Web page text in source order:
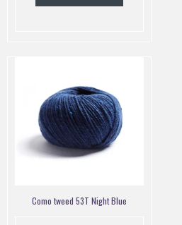
Como tweed 53T Night Blue